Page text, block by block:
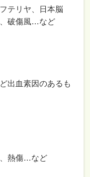
テリヤ、日本脳
破傷風…など
出血素因のあるも
熱傷…など